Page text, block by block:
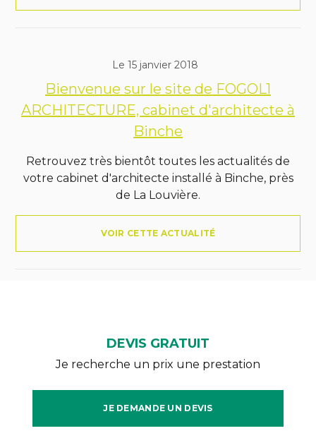
Le 15 janvier 2018
Bienvenue sur le site de FOGOL1
ARCHITECTURE, cabinet d'architecte à
Binche
Retrouvez très bientôt toutes les actualités de
votre cabinet d'architecte installé à Binche, près
de La Louvière.
VOIR CETTE ACTUALITÉ
DEVIS GRATUIT
Je recherche un prix une prestation
JE DEMANDE UN DEVIS